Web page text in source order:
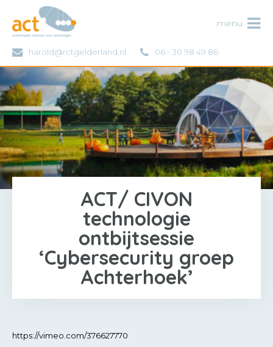
harold@rctgelderland.nl 06 - 30 98 49 86
ACT
ACT/ CIVON
technologie
ontbijtsessie
‘Cybersecurity groep
Achterhoek’
https://vimeo.com/376627770
menu